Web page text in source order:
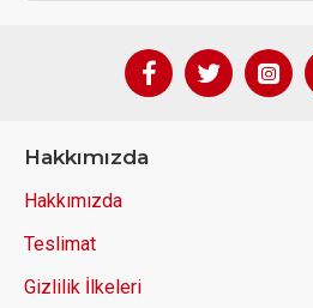
Hakkımızda
Hakkımızda
Teslimat
Gizlilik İlkeleri